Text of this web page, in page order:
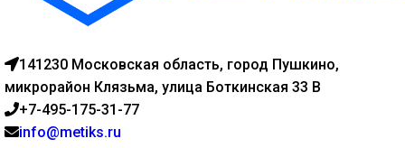
141230 Московская область, город Пушкино,
микрорайон Клязьма, улица Боткинская 33 В
+7-495-175-31-77
info@metiks.ru